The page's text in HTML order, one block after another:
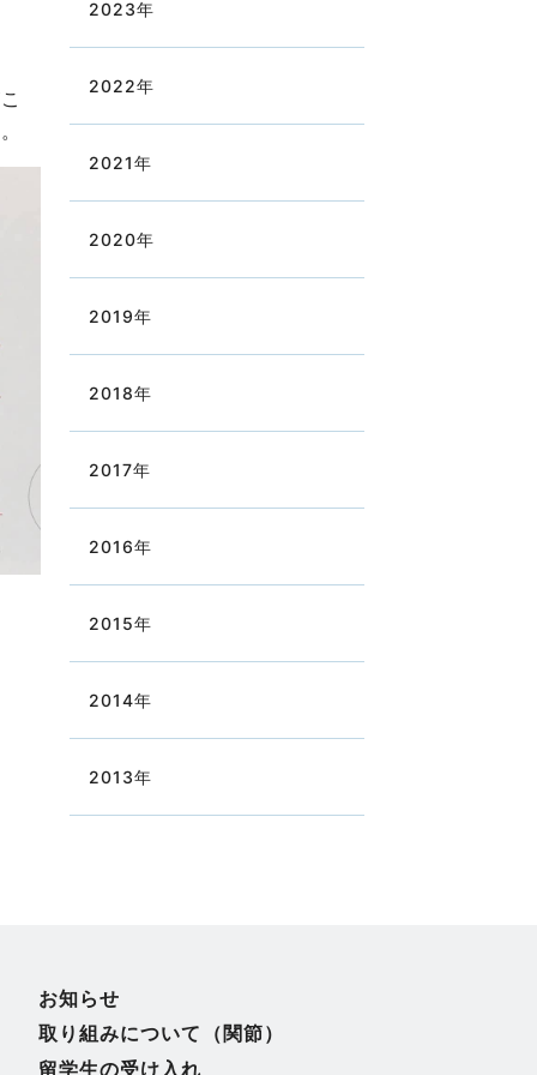
2023年
2022年
2021年
2020年
2019年
2018年
2017年
2016年
2015年
2014年
2013年
お知らせ
取り組みについて（関節）
留学生の受け入れ